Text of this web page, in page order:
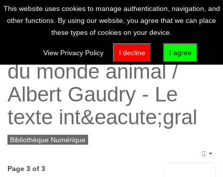
Les enchaînements
du monde animal /
Albert Gaudry - Le
texte int&eacute;gral
Bibliothèque Numérique
Page 3 of 3
This website uses cookies to manage authentication, navigation, and
other functions. By using our website, you agree that we can place
these types of cookies on your device.
View Privacy Policy I decline I agree